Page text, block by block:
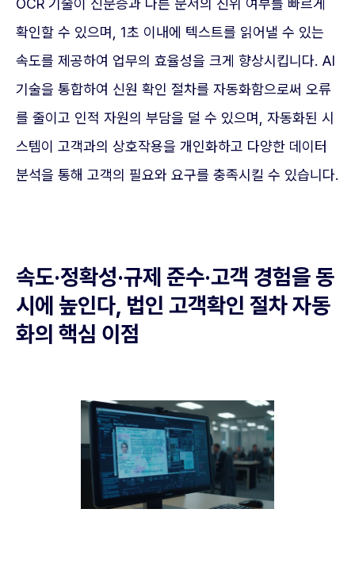
OCR 기술이 신분증과 다른 문서의 진위 여부를 빠르게
확인할 수 있으며, 1초 이내에 텍스트를 읽어낼 수 있는
속도를 제공하여 업무의 효율성을 크게 향상시킵니다. AI
기술을 통합하여 신원 확인 절차를 자동화함으로써 오류
를 줄이고 인적 자원의 부담을 덜 수 있으며, 자동화된 시
스템이 고객과의 상호작용을 개인화하고 다양한 데이터
분석을 통해 고객의 필요와 요구를 충족시킬 수 있습니다.
속도·정확성·규제 준수·고객 경험을 동
시에 높인다, 법인 고객확인 절차 자동
화의 핵심 이점